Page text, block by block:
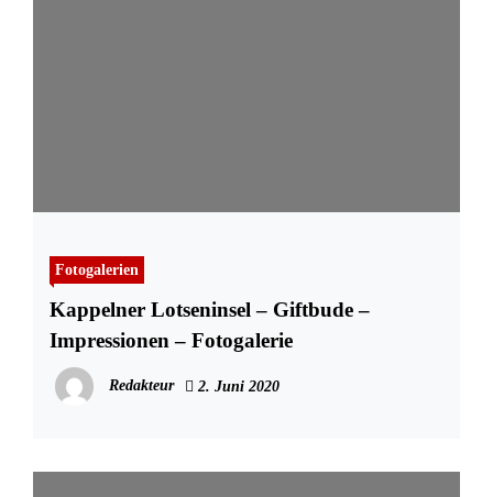
Fotogalerien
Kappelner Lotseninsel – Giftbude –
Impressionen – Fotogalerie
Redakteur 2. Juni 2020